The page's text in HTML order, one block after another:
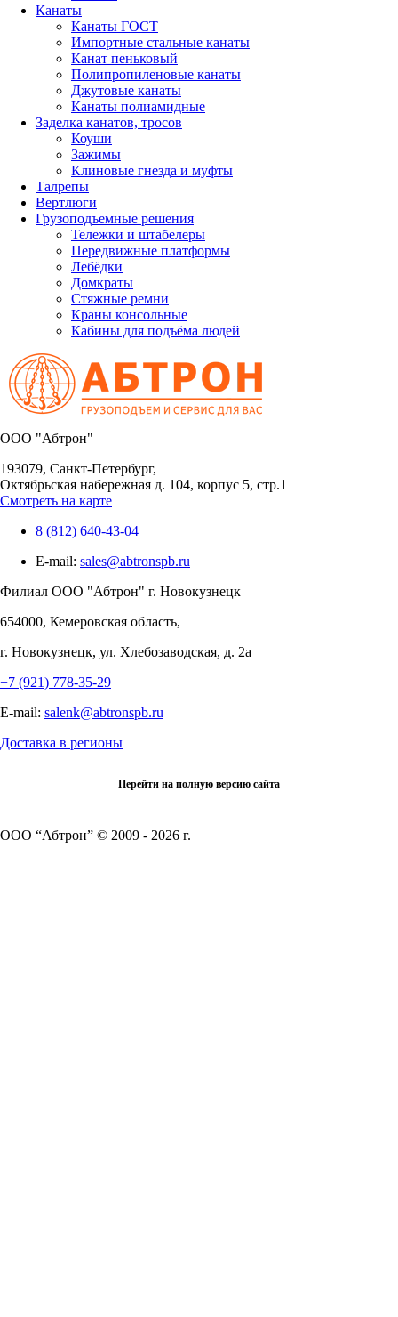
Канаты
Канаты ГОСТ
Импортные стальные канаты
Канат пеньковый
Полипропиленовые канаты
Джутовые канаты
Канаты полиамидные
Заделка канатов, тросов
Коуши
Зажимы
Клиновые гнезда и муфты
Талрепы
Вертлюги
Грузоподъемные решения
Тележки и штабелеры
Передвижные платформы
Лебёдки
Домкраты
Стяжные ремни
Краны консольные
Кабины для подъёма людей
OOO "Абтрон"
193079, Санкт-Петербург,
Октябрьская набережная д. 104, корпус 5, стр.1
Смотреть на карте
8 (812) 640-43-04
E-mail: sales@abtronspb.ru
Филиал OOO "Абтрон" г. Новокузнецк
654000, Кемеровская область,
г. Новокузнецк, ул. Хлебозаводская, д. 2а
+7 (921) 778-35-29
E-mail: salenk@abtronspb.ru
Доставка в регионы
Перейти на полную версию сайта
ООО “Абтрон” © 2009 - 2026 г.